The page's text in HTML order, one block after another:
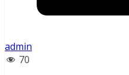
admin
70